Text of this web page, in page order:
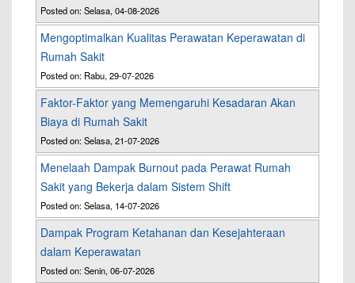
Posted on: Selasa, 04-08-2026
Mengoptimalkan Kualitas Perawatan Keperawatan di
Rumah Sakit
Posted on: Rabu, 29-07-2026
Faktor-Faktor yang Memengaruhi Kesadaran Akan
Biaya di Rumah Sakit
Posted on: Selasa, 21-07-2026
Menelaah Dampak Burnout pada Perawat Rumah
Sakit yang Bekerja dalam Sistem Shift
Posted on: Selasa, 14-07-2026
Dampak Program Ketahanan dan Kesejahteraan
dalam Keperawatan
Posted on: Senin, 06-07-2026